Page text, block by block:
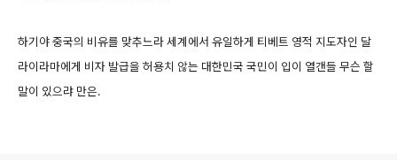
하기야 중국의 비유를 맞추느라 세계에서 유일하게 티베트 영적 지도자인 달
라이라마에게 비자 발급을 허용치 않는 대한민국 국민이 입이 열갠들 무슨 할
말이 있으랴 만은.